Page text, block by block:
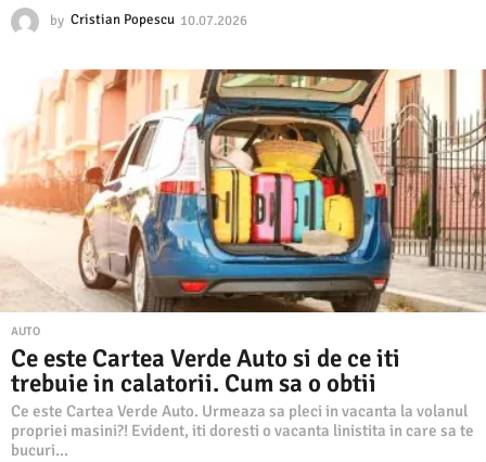
by Cristian Popescu 10.07.2026
0
7
.
2
0
2
6
AUTO
Ce este Cartea Verde Auto si de ce iti
trebuie in calatorii. Cum sa o obtii
Ce este Cartea Verde Auto. Urmeaza sa pleci in vacanta la volanul
propriei masini?! Evident, iti doresti o vacanta linistita in care sa te
bucuri...